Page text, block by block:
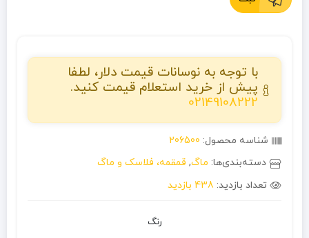
با توجه به نوسانات قیمت دلار، لطفا
پیش از خرید استعلام قیمت کنید.
02149108222
شناسه محصول: 206500
دسته‌بندی‌ها: ماگ, قمقمه، فلاسک و ماگ
تعداد بازدید: 438 بازدید
رنگ